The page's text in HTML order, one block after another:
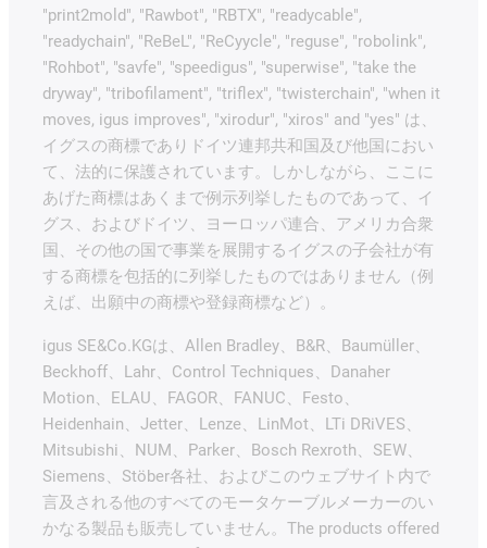
"print2mold", "Rawbot", "RBTX", "readycable",
"readychain", "ReBeL", "ReCyycle", "reguse", "robolink",
"Rohbot", "savfe", "speedigus", "superwise", "take the
dryway", "tribofilament", "triflex", "twisterchain", "when it
moves, igus improves", "xirodur", "xiros" and "yes" は、
イグスの商標でありドイツ連邦共和国及び他国におい
て、法的に保護されています。しかしながら、ここに
あげた商標はあくまで例示列挙したものであって、イ
グス、およびドイツ、ヨーロッパ連合、アメリカ合衆
国、その他の国で事業を展開するイグスの子会社が有
する商標を包括的に列挙したものではありません（例
えば、出願中の商標や登録商標など）。
igus SE&Co.KGは、Allen Bradley、B&R、Baumüller、
Beckhoff、Lahr、Control Techniques、Danaher
Motion、ELAU、FAGOR、FANUC、Festo、
Heidenhain、Jetter、Lenze、LinMot、LTi DRiVES、
Mitsubishi、NUM、Parker、Bosch Rexroth、SEW、
Siemens、Stöber各社、およびこのウェブサイト内で
言及される他のすべてのモータケーブルメーカーのい
かなる製品も販売していません。The products offered